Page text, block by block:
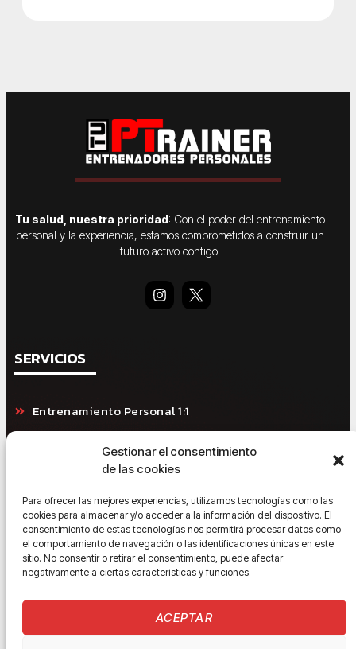
Gestionar el consentimiento
de las cookies
Para ofrecer las mejores experiencias, utilizamos tecnologías como las
cookies para almacenar y/o acceder a la información del dispositivo. El
consentimiento de estas tecnologías nos permitirá procesar datos como
el comportamiento de navegación o las identificaciones únicas en este
sitio. No consentir o retirar el consentimiento, puede afectar
negativamente a ciertas características y funciones.
ACEPTAR
Tu salud, nuestra prioridad: Con el poder del entrenamiento
personal y la experiencia, estamos comprometidos a construir un
futuro activo contigo.
SERVICIOS
Entrenamiento Personal 1:1
Entrenamiento Online
Entrenamiento Grupos Reducidos
Entrenamiento Especifico Gluteo
Rutinas Personalizadas
Nutrición Deportiva
Suplementación Deportiva